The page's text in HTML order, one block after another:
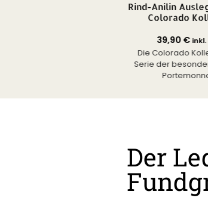
Rind-Anilin
Colorado
39,90 € inkl.
Die Colorado
Serie der
Der